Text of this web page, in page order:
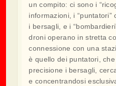
un compito: ci sono i
informazioni, i
i bersagli, e i
droni operano in stretta
connessione con una
è quello dei puntatori,
precisione i bersagli,
e concentrandosi